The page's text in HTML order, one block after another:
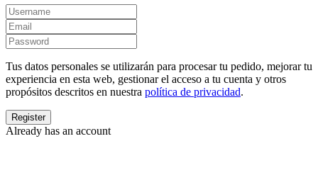
Tus datos personales se utilizarán para procesar tu pedido, mejorar tu
experiencia en esta web, gestionar el acceso a tu cuenta y otros
propósitos descritos en nuestra política de privacidad.
Already has an account